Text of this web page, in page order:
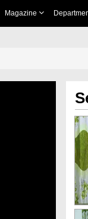
Magazine